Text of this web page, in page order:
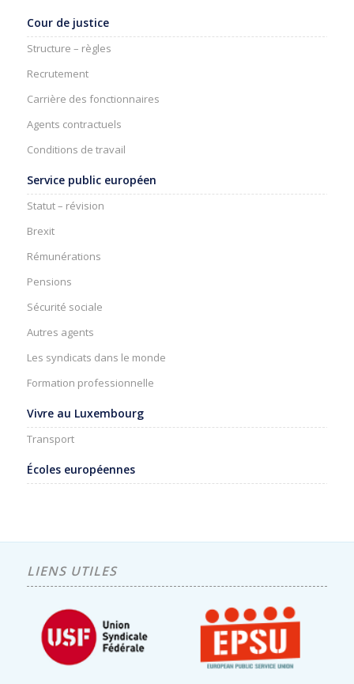
Cour de justice
Structure – règles
Recrutement
Carrière des fonctionnaires
Agents contractuels
Conditions de travail
Service public européen
Statut – révision
Brexit
Rémunérations
Pensions
Sécurité sociale
Autres agents
Les syndicats dans le monde
Formation professionnelle
Vivre au Luxembourg
Transport
Écoles européennes
LIENS UTILES